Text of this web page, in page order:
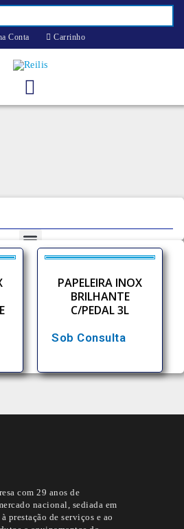
Conta Carrinho
PAPELEIRA INOX
BRILHANTE
C/PEDAL 3L
Sob Consulta
com 29 anos de
nacional, sediada em
prestação de serviços e ao